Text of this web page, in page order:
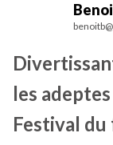
les
Festival